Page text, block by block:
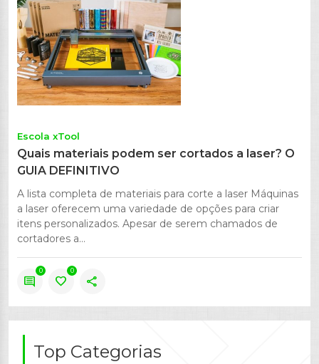
Escola xTool
Quais materiais podem ser cortados a laser? O
GUIA DEFINITIVO
A lista completa de materiais para corte a laser Máquinas
a laser oferecem uma variedade de opções para criar
itens personalizados. Apesar de serem chamados de
cortadores a...
comment
0
favorite
0
share
Top Categorias